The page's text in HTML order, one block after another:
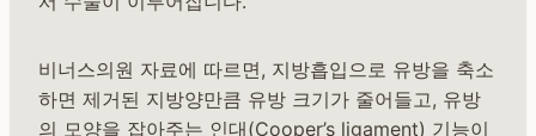
비너스의원 자료에 따르면, 지방흡입으로 유방을 축소
하면 제거된 지방양만큼 유방 크기가 줄어들고, 유방
의 모양을 잡아주는 인대(Cooper’s ligament) 기능이